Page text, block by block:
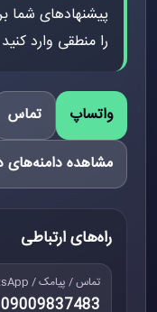
پیشنهادهای شما
را منطقی وارد کنید
واتساپ تماس
مشاهده دامنه‌های
راه‌های ارتباطی
تماس / پیامک / WhatsApp
09009837483